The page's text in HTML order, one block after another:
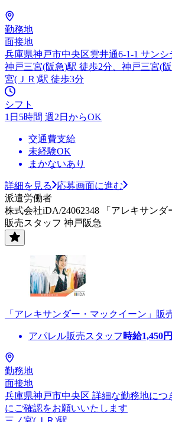
勤務地
面接地
兵庫県神戸市中央区雲井通6-1-1 サンシ
神戸三宮(阪急)駅 徒歩2分、神戸三宮(
宮(ＪＲ)駅 徒歩3分
シフト
1日5時間 週2日からOK
交通費支給
未経験OK
まかないあり
詳細を見る
応募画面に進む
派遣労働者
株式会社iDA/24062348 「アレキサンダ
販売スタッフ 神戸阪急
「アレキサンダー・マックイーン」
アパレル販売スタッフ 時給1,450
勤務地
面接地
兵庫県神戸市中央区 詳細な勤務地につ
にご確認をお願いいたします